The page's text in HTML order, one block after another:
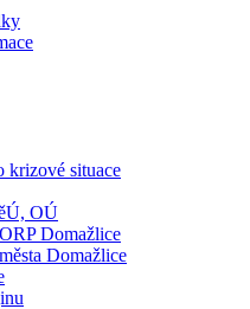
krizové situace
OÚ
Domažlice
Domažlice